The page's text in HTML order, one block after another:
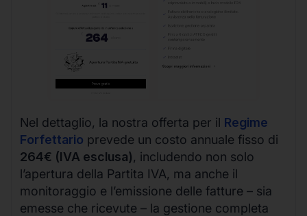
Nel dettaglio, la nostra offerta per il Regime
Forfettario prevede un costo annuale fisso di
264€ (IVA esclusa), includendo non solo
l’apertura della Partita IVA, ma anche il
monitoraggio e l’emissione delle fatture – sia
emesse che ricevute – la gestione completa